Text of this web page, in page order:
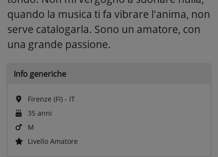
quando la musica ti fa vibrare l'anima, non
serve catalogarla. Sono un amatore, con
una grande passione.
Info generiche
Firenze (FI) - IT
35 anni
M
Livello Amatore